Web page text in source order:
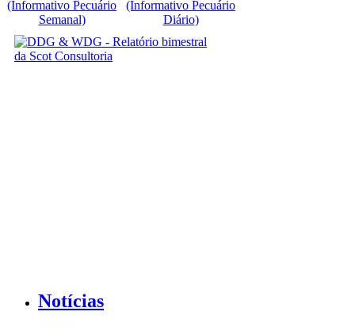
(Informativo Pecuário
Semanal)
(Informativo Pecuário
Diário)
Notícias